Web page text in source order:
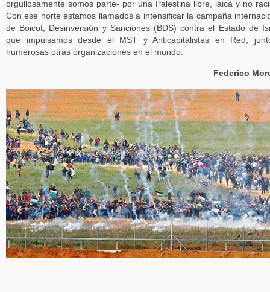
orgullosamente somos parte- por una Palestina libre, laica y no
Con ese norte estamos llamados a intensificar la campaña
de Boicot, Desinversión y Sanciones (BDS) contra el Estado de
que impulsamos desde el MST y Anticapitalistas en Red,
numerosas otras organizaciones en el mundo.
Federico